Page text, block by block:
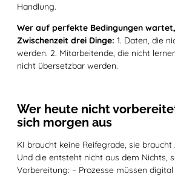
Handlung.
Wer auf perfekte Bedingungen
Zwischenzeit drei Dinge: 1. Daten, die
werden. 2. Mitarbeitende, die nicht
nicht übersetzbar werden.
Wer heute nicht
sich morgen aus
KI braucht keine Reifegrade, sie
Und die entsteht nicht aus dem Nichts,
Vorbereitung: – Prozesse müssen